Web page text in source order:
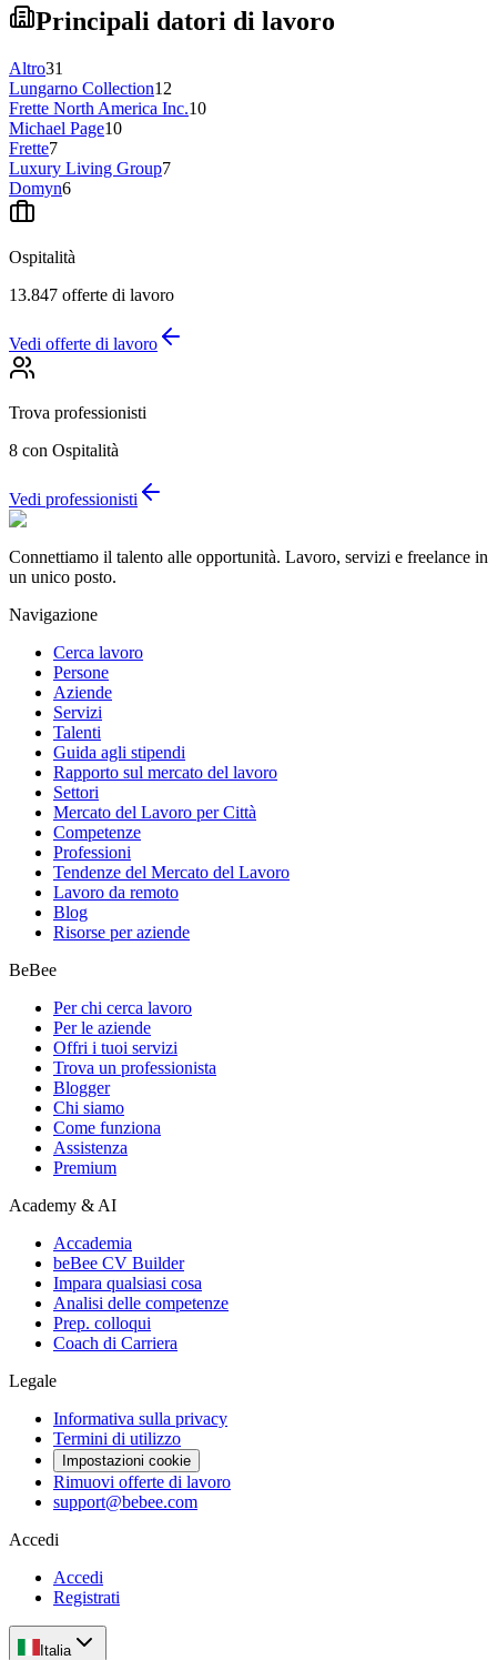
Principali datori di lavoro
Altro31
Lungarno Collection12
Frette North America Inc.10
Michael Page10
Frette7
Luxury Living Group7
Domyn6
Ospitalità
13.847 offerte di lavoro
Vedi offerte di lavoro
Trova professionisti
8 con Ospitalità
Vedi professionisti
Connettiamo il talento alle opportunità. Lavoro, servizi e freelance in
un unico posto.
Navigazione
Cerca lavoro
Persone
Aziende
Servizi
Talenti
Guida agli stipendi
Rapporto sul mercato del lavoro
Settori
Mercato del Lavoro per Città
Competenze
Professioni
Tendenze del Mercato del Lavoro
Lavoro da remoto
Blog
Risorse per aziende
BeBee
Per chi cerca lavoro
Per le aziende
Offri i tuoi servizi
Trova un professionista
Blogger
Chi siamo
Come funziona
Assistenza
Premium
Academy & AI
Accademia
beBee CV Builder
Impara qualsiasi cosa
Analisi delle competenze
Prep. colloqui
Coach di Carriera
Legale
Informativa sulla privacy
Termini di utilizzo
Impostazioni cookie
Rimuovi offerte di lavoro
support@bebee.com
Accedi
Accedi
Registrati
Italia